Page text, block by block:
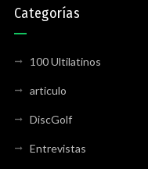
Categorías
100 Ultilatinos
articulo
DiscGolf
Entrevistas